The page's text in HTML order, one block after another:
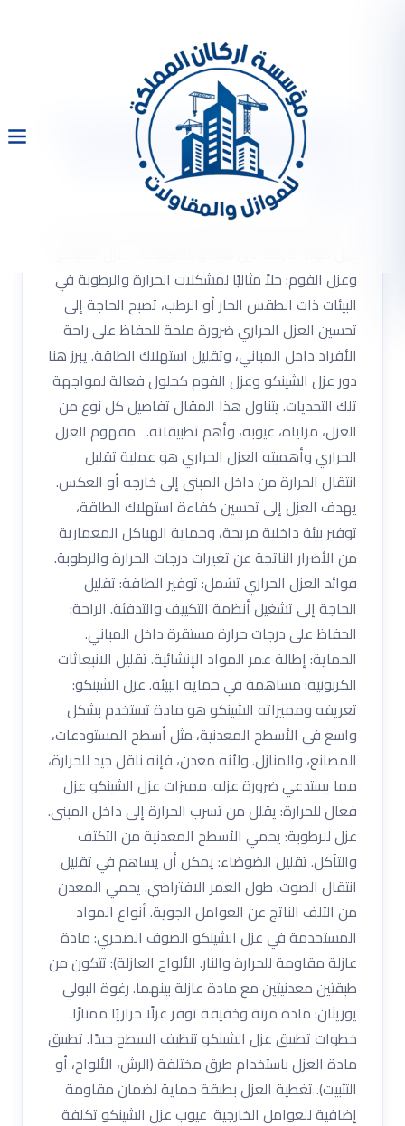
شركة عزل شينكو بالقوييعة
0533334179 عزل اسطح عزل
وعزل الفوم: حلاً مثاليًا لمشكلات الحرارة والرطوبة في
البيئات ذات الطقس الحار أو الرطب، تصبح الحاجة إلى
تحسين العزل الحراري ضرورة ملحة للحفاظ على راحة
الأفراد داخل المباني، وتقليل استهلاك الطاقة. يبرز هنا
دور عزل الشينكو وعزل الفوم كحلول فعالة لمواجهة
تلك التحديات. يتناول هذا المقال تفاصيل كل نوع من
العزل، مزاياه، عيوبه، وأهم تطبيقاته. مفهوم العزل
الحراري وأهميته العزل الحراري هو عملية تقليل
انتقال الحرارة من داخل المبنى إلى خارجه أو العكس.
يهدف العزل إلى تحسين كفاءة استهلاك الطاقة،
توفير بيئة داخلية مريحة، وحماية الهياكل المعمارية
من الأضرار الناتجة عن تغيرات درجات الحرارة والرطوبة.
فوائد العزل الحراري تشمل: توفير الطاقة: تقليل
الحاجة إلى تشغيل أنظمة التكييف والتدفئة. الراحة:
الحفاظ على درجات حرارة مستقرة داخل المباني.
الحماية: إطالة عمر المواد الإنشائية. تقليل الانبعاثات
الكربونية: مساهمة في حماية البيئة. عزل الشينكو:
تعريفه ومميزاته الشينكو هو مادة تستخدم بشكل
واسع في الأسطح المعدنية، مثل أسطح المستودعات،
المصانع، والمنازل. ولأنه معدن، فإنه ناقل جيد للحرارة،
مما يستدعي ضرورة عزله. مميزات عزل الشينكو عزل
فعال للحرارة: يقلل من تسرب الحرارة إلى داخل المبنى.
عزل للرطوبة: يحمي الأسطح المعدنية من التكثف
والتآكل. تقليل الضوضاء: يمكن أن يساهم في تقليل
انتقال الصوت. طول العمر الافتراضي: يحمي المعدن
من التلف الناتج عن العوامل الجوية. أنواع المواد
المستخدمة في عزل الشينكو الصوف الصخري: مادة
عازلة مقاومة للحرارة والنار. الألواح العازلة): تتكون من
طبقتين معدنيتين مع مادة عازلة بينهما. رغوة البولي
يوريثان: مادة مرنة وخفيفة توفر عزلًا حراريًا ممتازًا.
خطوات تطبيق عزل الشينكو تنظيف السطح جيدًا. تطبيق
مادة العزل باستخدام طرق مختلفة (الرش، الألواح، أو
التثبيت). تغطية العزل بطبقة حماية لضمان مقاومة
إضافية للعوامل الخارجية. عيوب عزل الشينكو تكلفة